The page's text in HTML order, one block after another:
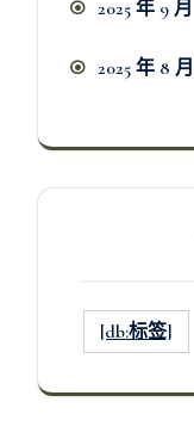
2025 年 9 月
2025 年 8 月
[db:标签]